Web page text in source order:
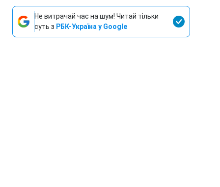
Не витрачай час на шум! Читай тільки
суть з РБК-Україна у Google